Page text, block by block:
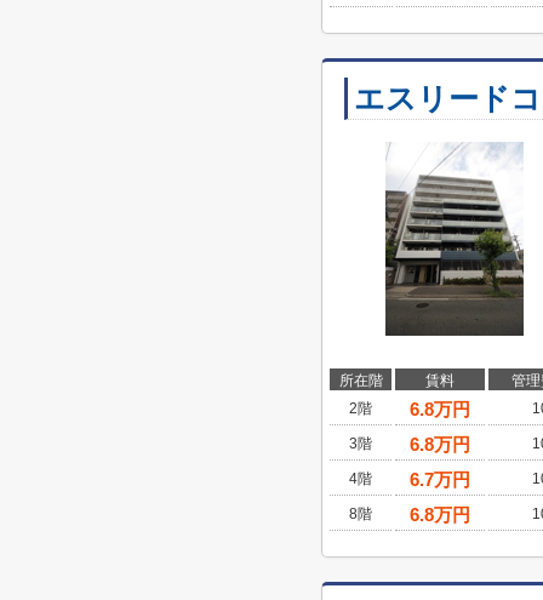
エスリード
所在階 賃料
管
2階
6.8万円
3階 6.8万円
4階 6.7万円
8階 6.8万円